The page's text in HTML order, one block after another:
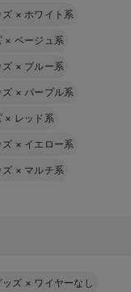
ズ ×ホワイト系
× ベージュ系
ズ × ブルー系
ズ ×パープル系
× レッド系
ズ × イエロー系
ズ × マルチ系
ッズ × ワイヤーなし